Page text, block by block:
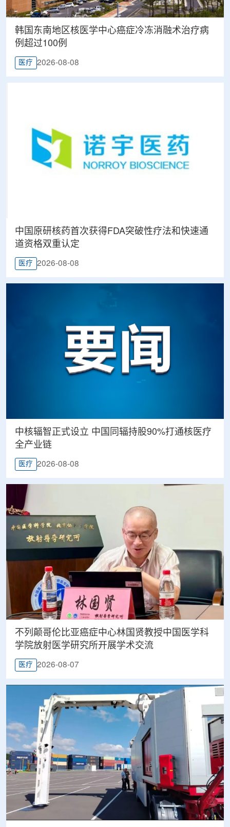
韩国东南地区核医学中心癌症冷冻消融术治疗病
例超过100例
医疗 2026-08-08
中国原研核药首次获得FDA突破性疗法和快速通
道资格双重认定
医疗 2026-08-08
中核辐智正式设立 中国同辐持股90%打通核医疗
全产业链
医疗 2026-08-08
不列颠哥伦比亚癌症中心林国贤教授中国医学科
学院放射医学研究所开展学术交流
医疗 2026-08-07